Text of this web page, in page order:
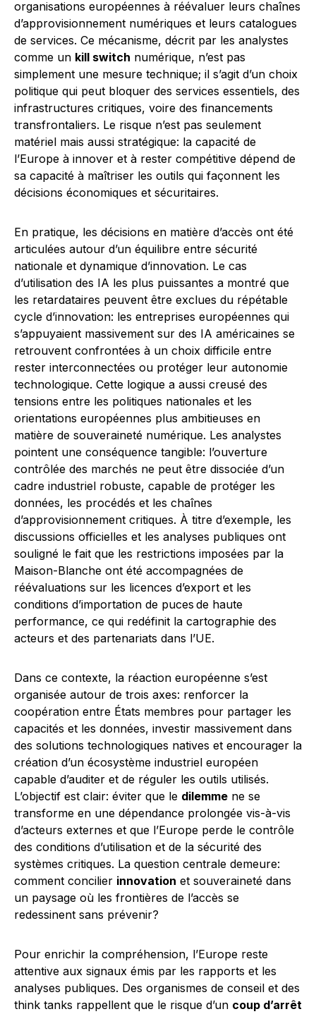
organisations européennes à réévaluer leurs chaînes
d’approvisionnement numériques et leurs catalogues
de services. Ce mécanisme, décrit par les analystes
comme un kill switch numérique, n’est pas
simplement une mesure technique; il s’agit d’un choix
politique qui peut bloquer des services essentiels, des
infrastructures critiques, voire des financements
transfrontaliers. Le risque n’est pas seulement
matériel mais aussi stratégique: la capacité de
l’Europe à innover et à rester compétitive dépend de
sa capacité à maîtriser les outils qui façonnent les
décisions économiques et sécuritaires.
En pratique, les décisions en matière d’accès ont été
articulées autour d’un équilibre entre sécurité
nationale et dynamique d’innovation. Le cas
d’utilisation des IA les plus puissantes a montré que
les retardataires peuvent être exclues du répétable
cycle d’innovation: les entreprises européennes qui
s’appuyaient massivement sur des IA américaines se
retrouvent confrontées à un choix difficile entre
rester interconnectées ou protéger leur autonomie
technologique. Cette logique a aussi creusé des
tensions entre les politiques nationales et les
orientations européennes plus ambitieuses en
matière de souveraineté numérique. Les analystes
pointent une conséquence tangible: l’ouverture
contrôlée des marchés ne peut être dissociée d’un
cadre industriel robuste, capable de protéger les
données, les procédés et les chaînes
d’approvisionnement critiques. À titre d’exemple, les
discussions officielles et les analyses publiques ont
souligné le fait que les restrictions imposées par la
Maison-Blanche ont été accompagnées de
réévaluations sur les licences d’export et les
conditions d’importation de puces de haute
performance, ce qui redéfinit la cartographie des
acteurs et des partenariats dans l’UE.
Dans ce contexte, la réaction européenne s’est
organisée autour de trois axes: renforcer la
coopération entre États membres pour partager les
capacités et les données, investir massivement dans
des solutions technologiques natives et encourager la
création d’un écosystème industriel européen
capable d’auditer et de réguler les outils utilisés.
L’objectif est clair: éviter que le dilemme ne se
transforme en une dépendance prolongée vis-à-vis
d’acteurs externes et que l’Europe perde le contrôle
des conditions d’utilisation et de la sécurité des
systèmes critiques. La question centrale demeure:
comment concilier innovation et souveraineté dans
un paysage où les frontières de l’accès se
redessinent sans prévenir?
Pour enrichir la compréhension, l’Europe reste
attentive aux signaux émis par les rapports et les
analyses publiques. Des organismes de conseil et des
think tanks rappellent que le risque d’un coup d’arrêt